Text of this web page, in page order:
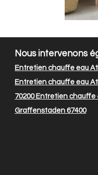
Nous intervenons
Entretien chauffe eau
Entretien chauffe eau
70200Entretien chauffe
Graffenstaden 67400